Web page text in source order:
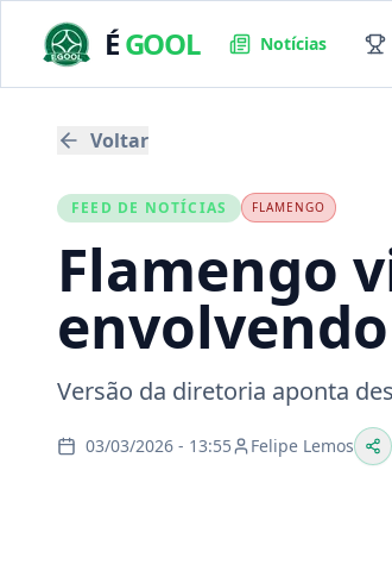
ÉGOOL Notícias
Voltar
FEED DE NOTÍCIAS FLAMENGO
Flamengo
Versão da diretoria aponta
03/03/2026 - 13:55 Felipe Lemos